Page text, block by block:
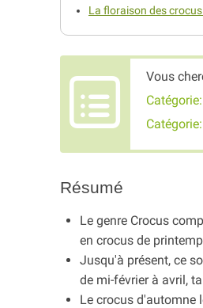
La floraison des
Vous
Catégorie:
Catégorie:
Résumé
Le genre Crocus
en crocus de
Jusqu'à présent, ce
de mi-février à avril,
Le crocus d'automne